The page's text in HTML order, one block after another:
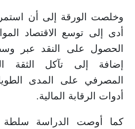
وخلصت الورقة إلى أن
أدى إلى توسع الاقتصاد
الحصول على النقد عبر
إضافة إلى تآكل الثقة
المصرفي على المدى
أدوات الرقابة المالية.
كما أوصت الدراسة سلطة